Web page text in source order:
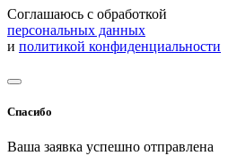
Соглашаюсь с обработкой
персональных данных
и политикой конфиденциальности
Спасибо
Ваша заявка успешно отправлена